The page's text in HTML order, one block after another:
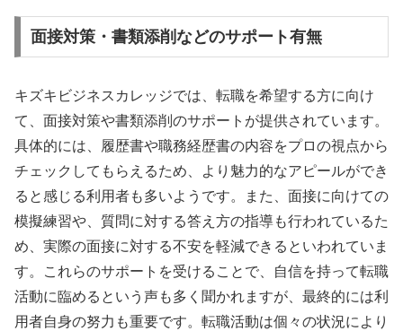
面接対策・書類添削などのサポート有無
キズキビジネスカレッジでは、転職を希望する方に向け
て、面接対策や書類添削のサポートが提供されています。
具体的には、履歴書や職務経歴書の内容をプロの視点から
チェックしてもらえるため、より魅力的なアピールができ
ると感じる利用者も多いようです。また、面接に向けての
模擬練習や、質問に対する答え方の指導も行われているた
め、実際の面接に対する不安を軽減できるといわれていま
す。これらのサポートを受けることで、自信を持って転職
活動に臨めるという声も多く聞かれますが、最終的には利
用者自身の努力も重要です。転職活動は個々の状況により